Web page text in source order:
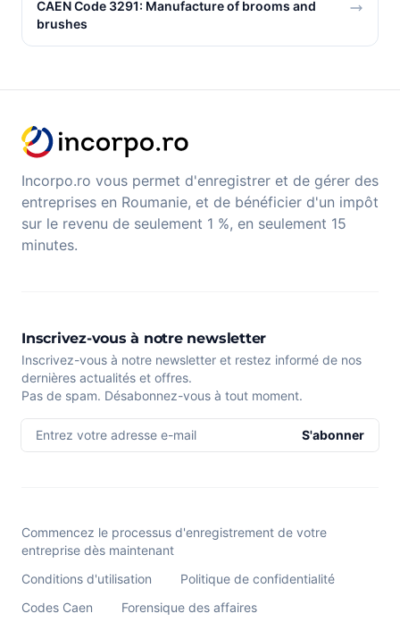
CAEN Code 3291: Manufacture of brooms and
brushes
Incorpo.ro vous permet d'enregistrer et de gérer des
entreprises en Roumanie, et de bénéficier d'un impôt
sur le revenu de seulement 1 %, en seulement 15
minutes.
Inscrivez-vous à notre newsletter
Inscrivez-vous à notre newsletter et restez informé de nos
dernières actualités et offres.
Pas de spam. Désabonnez-vous à tout moment.
Entrez votre adresse e-mail S'abonner
Commencez le processus d'enregistrement de votre
entreprise dès maintenant
Conditions d'utilisation
Politique de confidentialité
Codes Caen
Forensique des affaires